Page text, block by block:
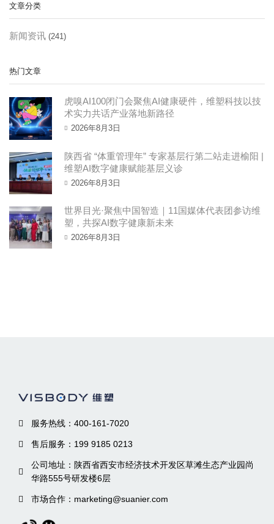
文章分类
新闻资讯 (241)
热门文章
虎嗅AI100闭门会聚焦AI健康硬件，维塑科技以技
术实力共话产业落地新路径
2026年8月3日
陕西省 “体重管理年” 专家基层行第二站走进榆阳 |
维塑AI数字健康赋能基层义诊
2026年8月3日
世界目光·聚焦中国智造｜11国媒体代表团参访维
塑，共探AI数字健康新未来 ​
2026年8月3日
服务热线：400-161-7020
售后服务：199 9185 0213
公司地址：陕西省西安市经济技术开发区草滩生态产业园尚
华路555号研发楼6层
市场合作：marketing@suanier.com